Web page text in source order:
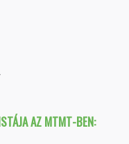
AZ MTMT-BEN: